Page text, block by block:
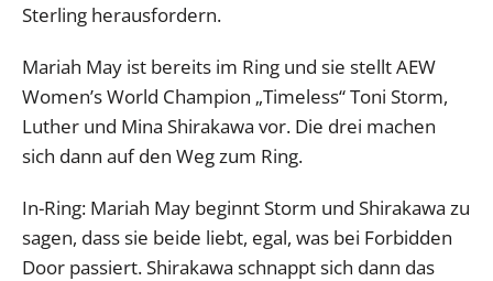
Sterling herausfordern.
Mariah May ist bereits im Ring und sie stellt AEW
Women’s World Champion „Timeless“ Toni Storm,
Luther und Mina Shirakawa vor. Die drei machen
sich dann auf den Weg zum Ring.
In-Ring: Mariah May beginnt Storm und Shirakawa zu
sagen, dass sie beide liebt, egal, was bei Forbidden
Door passiert. Shirakawa schnappt sich dann das